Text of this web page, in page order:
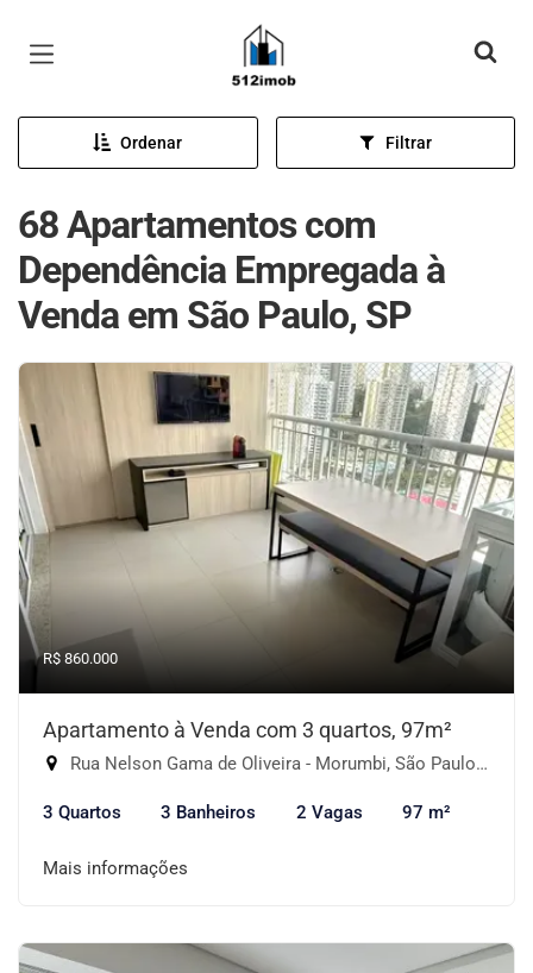
Página inicial
Ordenar Filtrar
68 Apartamentos com
Dependência Empregada à
Venda em São Paulo, SP
R$ 860.000
Apartamento à Venda com 3 quartos, 97m²
Rua Nelson Gama de Oliveira - Morumbi, São Paulo-SP
3 Quartos 3 Banheiros 2 Vagas 97 m²
Mais informações